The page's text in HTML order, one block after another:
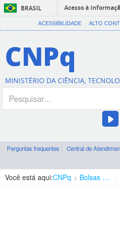
BRASIL
Acesso à
ACESSIBILIDADE ALTO
CNPq
MINISTÉRIO DA CIÊNCIA,
Perguntas frequentes Central de
Você está aqui:CNPq Bolsas e Auxílios Vigentes